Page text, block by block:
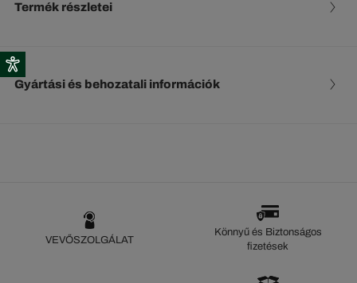
Termék részletei
Gyártási és behozatali információk
VEVŐSZOLGÁLAT
Könnyű és Biztonságos
fizetések